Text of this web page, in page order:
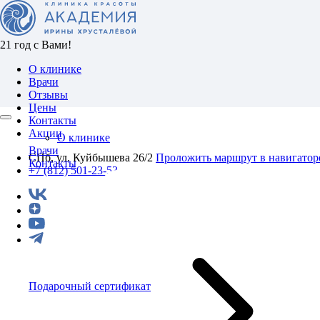
21 год с Вами!
О клинике
Врачи
Отзывы
Цены
Контакты
Акции
СПб, ул. Куйбышева 26/2 Проложить маршрут в
+7 (812) 501-23-53
О клинике
Врачи
Контакты
Подарочный сертификат